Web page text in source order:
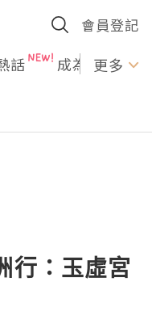
會員登記
話 成為U更多
行：玉虛宮